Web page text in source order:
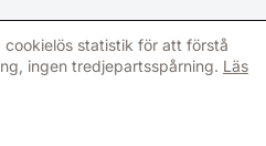
går vidare i EDA:s tävling
statistik för att förstå
ingen tredjepartsspårning. Läs